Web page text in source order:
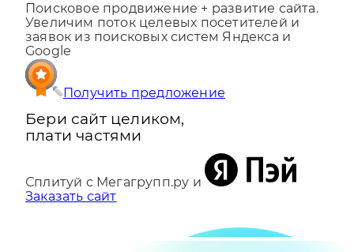
Rekmala
Поисковое продвижение + развитие сайта.
Увеличим поток целевых посетителей и
заявок из поисковых систем Яндекса и
Google
Бери сайт целиком,
Сплитуй с Мегагрупп.ру и